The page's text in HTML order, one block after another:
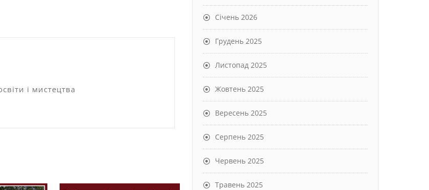
і мистецтва
Січень 2026
Грудень 2025
Листопад 2025
Жовтень 2025
Вересень 2025
Серпень 2025
Червень 2025
Травень 2025